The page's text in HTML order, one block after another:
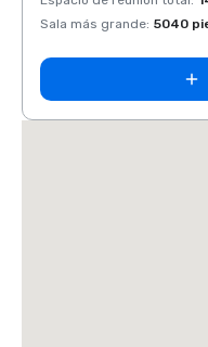
Sala más grande: 5040